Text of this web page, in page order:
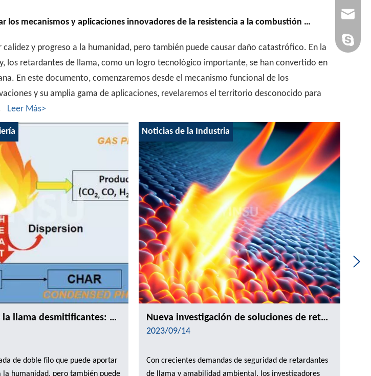
y aplicaciones innovadores de la resistencia a la combustión a la seguridad y la seguridad
y progreso a la humanidad, pero también puede causar daño catastrófico. En la
los retardantes de llama, como un logro tecnológico importante, se han convertido en
En este documento, comenzaremos desde el mecanismo funcional de los
y su amplia gama de aplicaciones, revelaremos el territorio desconocido para
Leer Más>
Retardantes de la llama desmitificantes: explorar los mecanismos y aplicaciones innovadores de la resistencia a la combustión a la seguridad y la seguridad
de doble filo que puede aportar
la humanidad, pero también puede
Noticias de la Industria
Nueva investigación de soluciones de retardantes de llama y intercambio de casos de aplicación
2023/09/14
Con crecientes demandas de seguridad de retardantes
de llama y amabilidad ambiental, los investigadores
yan-g-
Sandy